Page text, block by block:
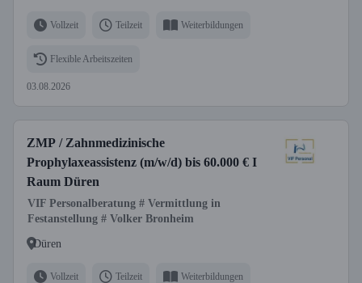
Vollzeit Teilzeit Weiterbildungen
Flexible Arbeitszeiten
03.08.2026
ZMP / Zahnmedizinische
Prophylaxeassistenz (m/w/d) bis 60.000 € I
Raum Düren
VIF Personalberatung # Vermittlung in
Festanstellung # Volker Bronheim
Düren
Vollzeit Teilzeit Weiterbildungen